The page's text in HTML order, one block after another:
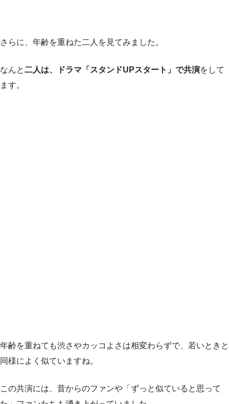
さらに、年齢を重ねた二人を見てみました。
なんと二人は、ドラマ「スタンドUPスタート」で共演をして
ます。
年齢を重ねても渋さやカッコよさは相変わらずで、若いときと
同様によく似ていますね。
この共演には、昔からのファンや「ずっと似ていると思って